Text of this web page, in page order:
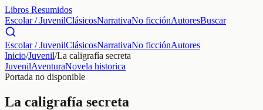
Libros Resumidos
Escolar / JuvenilClásicosNarrativaNo ficciónAutoresBuscar
Escolar / JuvenilClásicosNarrativaNo ficciónAutores
Inicio/Juvenil/La caligrafía secreta
JuvenilAventuraNovela historica
Portada no disponible
La caligrafía secreta